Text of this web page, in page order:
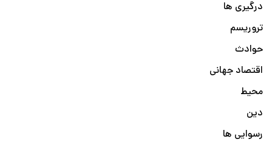
درگیری ها
تروریسم
حوادث
اقتصاد جهانی
محیط
دین
رسوایی ها